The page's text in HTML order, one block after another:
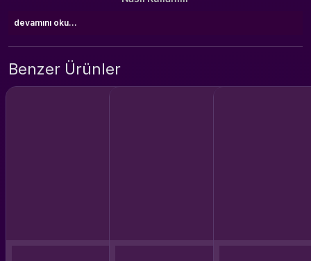
devamını oku...
Benzer Ürünler